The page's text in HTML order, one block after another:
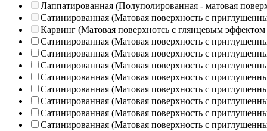
Лаппатированная (Полуполированная - матовая
Сатинированная (Матовая поверхность с
Карвинг (Матовая поверхнотсь с глянцевым эффектом
Сатинированная (Матовая поверхность с
Сатинированная (Матовая поверхность с
Сатинированная (Матовая поверхность с
Сатинированная (Матовая поверхность с
Сатинированная (Матовая поверхность с
Сатинированная (Матовая поверхность с
Сатинированная (Матовая поверхность с
Сатинированная (Матовая поверхность с